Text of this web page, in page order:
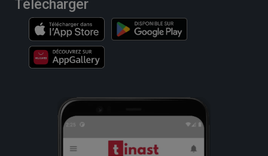
Télécharger